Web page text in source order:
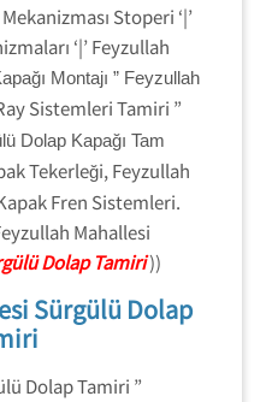
Stoperi ‘|’
‘|’ Feyzullah
Montajı ” Feyzullah
Sistemleri Tamiri ”
Dolap Kapağı Tam
Tekerleği, Feyzullah
Fren Sistemleri.
Mahallesi
Dolap Tamiri))
Sürgülü Dolap
Dolap Tamiri ”